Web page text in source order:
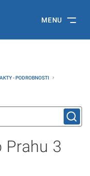
MENU
- PODROBNOSTI
Prahu 3